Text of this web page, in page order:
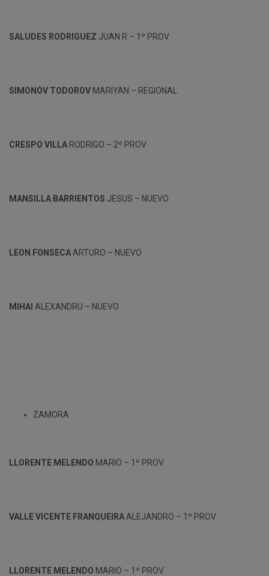
SALUDES RODRIGUEZ JUAN R – 1º PROV
SIMONOV TODOROV MARIYAN – REGIONAL
CRESPO VILLA RODRIGO – 2º PROV
MANSILLA BARRIENTOS JESUS – NUEVO
LEON FONSECA ARTURO – NUEVO
MIHAI ALEXANDRU – NUEVO
ZAMORA
LLORENTE MELENDO MARIO – 1º PROV
VALLE VICENTE FRANQUEIRA ALEJANDRO – 1º PROV
LLORENTE MELENDO MARIO – 1º PROV